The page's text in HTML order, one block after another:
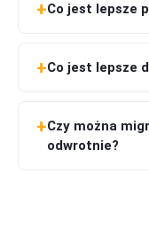
Co jest lepsze
Co jest lepsze
Czy można
odwrotnie?